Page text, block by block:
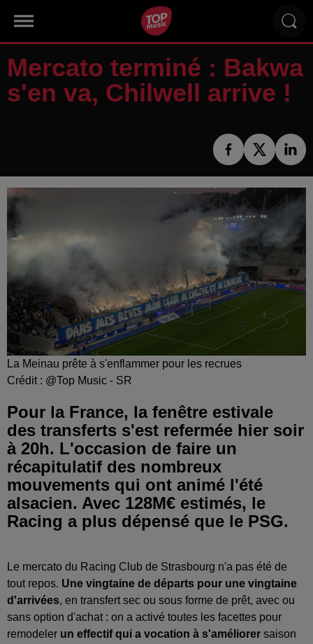
Mercato terminé : Bakwa
s'en va, Chilwell arrive !
La Meinau prête à s'enflammer pour les recrues
Crédit : @Top Music - SR
Pour la France, la fenêtre estivale
des transferts s'est refermée hier soir
à 20h. L'occasion de faire un
récapitulatif des nombreux
mouvements qui ont animé l'été
alsacien. Avec 128M€ estimés, le
Racing a plus dépensé que le PSG.
Le mercato du Racing Club de Strasbourg n'a pas été de
tout repos. Une vingtaine de départs pour une vingtaine
d'arrivées, en transfert sec ou sous forme de prêt, avec ou
sans option d'achat : on a activé toutes les facettes pour
remodeler un effectif qui a vocation à s'améliorer saison